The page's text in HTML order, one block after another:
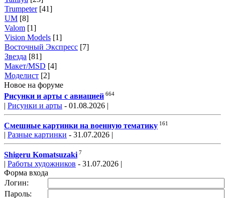
Trumpeter [41]
UM [8]
Valom [1]
Vision Models [1]
Восточный Экспресс [7]
Звезда [81]
Макет/MSD [4]
Моделист [2]
Новое на форуме
Рисунки и арты с авиацией 664
| Рисунки и арты - 01.08.2026 |
Смешные картинки на военную тематику 161
| Разные картинки - 31.07.2026 |
Shigeru Komatsuzaki 7
| Работы художников - 31.07.2026 |
Форма входа
Логин:
Пароль: